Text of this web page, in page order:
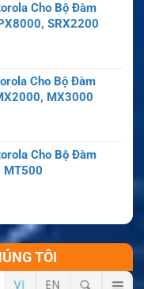
Cho Bộ Đàm
SRX2200
Cho Bộ Đàm
MX3000
Cho Bộ Đàm
MT500
TÔI